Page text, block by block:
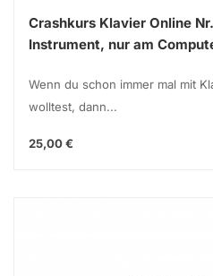
Crashkurs Klavier Online
Instrument, nur am
Wenn du schon immer mal mit
wolltest, dann...
25,00 €